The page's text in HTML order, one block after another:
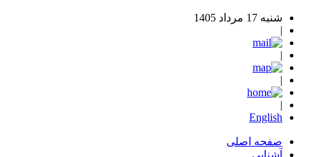
شنبه 17 مرداد 1405
English
صفحه اصلی
آشنایی